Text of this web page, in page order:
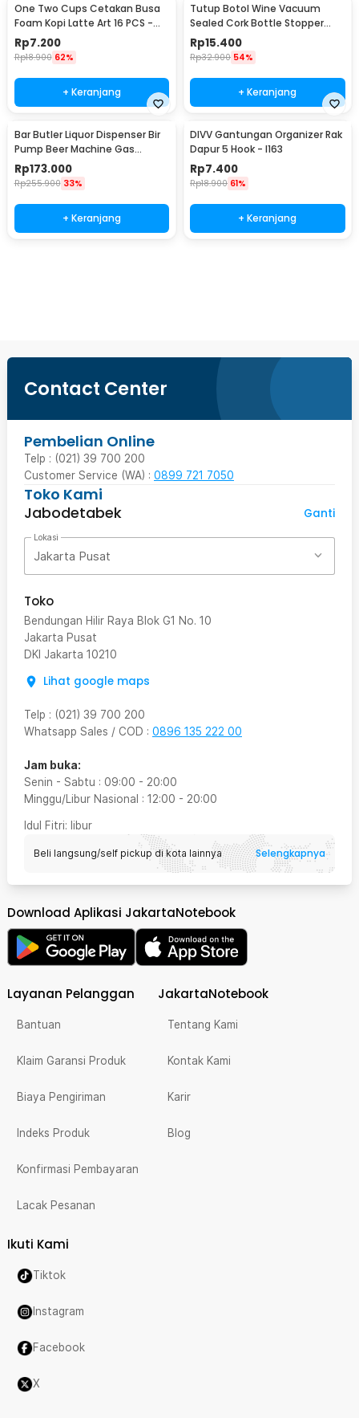
One Two Cups Cetakan Busa
Foam Kopi Latte Art 16 PCS -
JJYE01
Rp7.200
Rp18.900 62%
+ Keranjang
Tutup Botol Wine Vacuum
Sealed Cork Bottle Stopper
Stainless Steel - G94529
Rp15.400
Rp32.900 54%
+ Keranjang
Bar Butler Liquor Dispenser Bir
Pump Beer Machine Gas
Station 900ml - P-36
Rp173.000
Rp255.900 33%
+ Keranjang
DIVV Gantungan Organizer Rak
Dapur 5 Hook - I163
Rp7.400
Rp18.900 61%
+ Keranjang
Contact Center
Pembelian Online
Telp : (021) 39 700 200
Customer Service (WA) : 0899 721 7050
Toko Kami
Jabodetabek
Ganti
Lokasi
Jakarta Pusat
Toko
Bendungan Hilir Raya Blok G1 No. 10
Jakarta Pusat
DKI Jakarta 10210
Lihat google maps
Telp : (021) 39 700 200
Whatsapp Sales / COD : 0896 135 222 00
Jam buka:
Senin - Sabtu : 09:00 - 20:00
Minggu/Libur Nasional : 12:00 - 20:00
Idul Fitri: libur
Beli langsung/self pickup di kota lainnya Selengkapnya
Download Aplikasi JakartaNotebook
Layanan Pelanggan
Bantuan
Klaim Garansi Produk
Biaya Pengiriman
Indeks Produk
Konfirmasi Pembayaran
Lacak Pesanan
JakartaNotebook
Tentang Kami
Kontak Kami
Karir
Blog
Ikuti Kami
Tiktok
Instagram
Facebook
X